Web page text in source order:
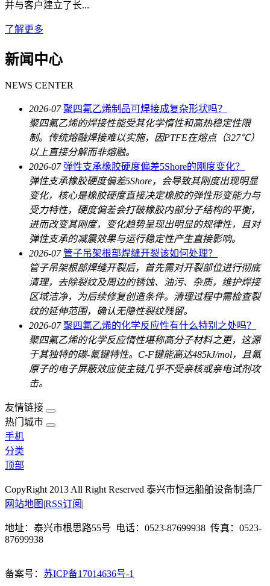
并与客户建立了长...
了解更多
新闻中心
NEWS CENTER
2026-07 聚四氟乙烯制品可焊接成复杂形状吗？
聚四氟乙烯的焊接性能受其化学惰性和高热稳定性限
制。传统熔融焊接难以实施，因PTFE在熔点（327℃）
以上直接分解而非熔融。
2026-07 弹性支承橡胶硬度偏差5Shore的刚度变化？
弹性支承橡胶硬度偏差5Shore，会导致其刚度出现明显
变化，核心是橡胶硬度直接决定橡胶的弹性形变能力与
受力特性，硬度偏差会打破橡胶内部分子结构的平衡，
进而改变其刚度，变化趋势呈现出明显的规律性，且对
弹性支承的减震效果与运行稳定性产生直接影响。
2026-07 管子吊架根部焊缝开裂该如何处理？
管子吊架根部焊缝开裂后，首先需对开裂部位进行彻底
清理，去除裂纹及周边的锈蚀、油污、杂质，维护焊接
区域洁净，为后续修复创造条件。清理过程中需检查裂
纹的延伸范围，确认无隐性裂纹残留。
2026-07 聚四氟乙烯的化学反应性有什么特别之处吗？‌
聚四氟乙烯的化学反应惰性堪称高分子材料之更，这源
于其独特的碳-氟键特性。C-F键能高达485kJ/mol，且氟
原子的电子屏蔽效应使主链几乎不受亲核或亲电试剂攻
击。
友情链接
热门城市
手机
分类
顶部
CopyRight 2013 All Right Reserved 泰兴市恒远船舶设备制造厂
网站地图 |RSS订阅 |
地址：泰兴市根思路55号 电话：0523-87699938 传真：0523-
87699938
备案号： 苏ICP备17014636号-1